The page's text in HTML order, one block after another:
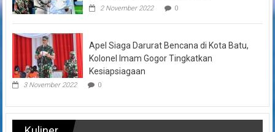
2 November 2022 0
Apel Siaga Darurat Bencana di Kota Batu,
Kolonel Imam Gogor Tingkatkan
Kesiapsiagaan
3 November 2022 0